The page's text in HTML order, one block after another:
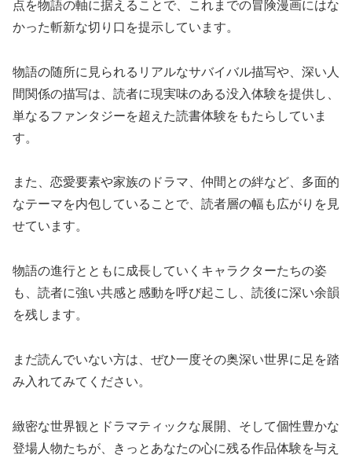
点を物語の軸に据えることで、これまでの冒険漫画にはな
かった斬新な切り口を提示しています。
物語の随所に見られるリアルなサバイバル描写や、深い人
間関係の描写は、読者に現実味のある没入体験を提供し、
単なるファンタジーを超えた読書体験をもたらしていま
す。
また、恋愛要素や家族のドラマ、仲間との絆など、多面的
なテーマを内包していることで、読者層の幅も広がりを見
せています。
物語の進行とともに成長していくキャラクターたちの姿
も、読者に強い共感と感動を呼び起こし、読後に深い余韻
を残します。
まだ読んでいない方は、ぜひ一度その奥深い世界に足を踏
み入れてみてください。
緻密な世界観とドラマティックな展開、そして個性豊かな
登場人物たちが、きっとあなたの心に残る作品体験を与え